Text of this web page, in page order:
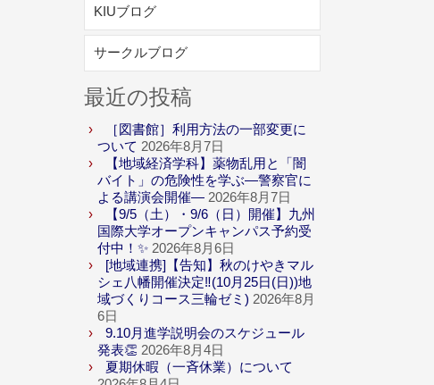
KIUブログ
サークルブログ
最近の投稿
［図書館］利用方法の一部変更に
ついて 2026年8月7日
【地域経済学科】薬物乱用と「闇
バイト」の危険性を学ぶ―警察官に
よる講演会開催― 2026年8月7日
【9/5（土）・9/6（日）開催】九州
国際大学オープンキャンパス予約受
付中！✨ 2026年8月6日
[地域連携]【告知】秋のけやきマル
シェ八幡開催決定‼(10月25日(日))地
域づくりコース三輪ゼミ) 2026年8月
6日
9.10月進学説明会のスケジュール
発表👏 2026年8月4日
夏期休暇（一斉休業）について